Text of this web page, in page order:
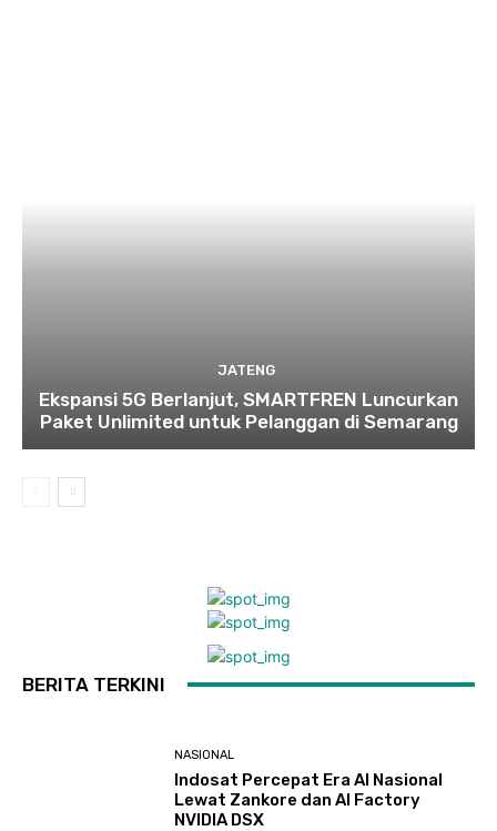
JATENG
Ekspansi 5G Berlanjut, SMARTFREN Luncurkan
Paket Unlimited untuk Pelanggan di Semarang
BERITA TERKINI
NASIONAL
Indosat Percepat Era AI Nasional
Lewat Zankore dan AI Factory
NVIDIA DSX